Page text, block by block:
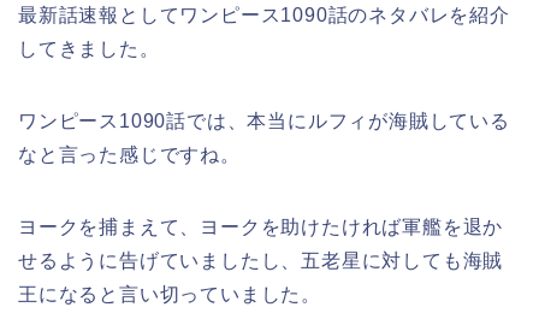
最新話速報としてワンピース1090話のネタバレを紹介
してきました。
ワンピース1090話では、本当にルフィが海賊している
なと言った感じですね。
ヨークを捕まえて、ヨークを助けたければ軍艦を退か
せるように告げていましたし、五老星に対しても海賊
王になると言い切っていました。